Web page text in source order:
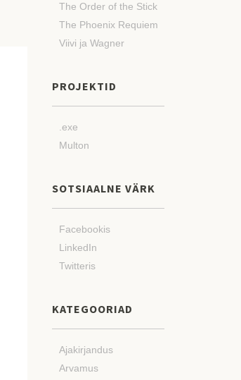
The Order of the Stick
The Phoenix Requiem
Viivi ja Wagner
PROJEKTID
.exe
Multon
SOTSIAALNE VÄRK
Facebookis
LinkedIn
Twitteris
KATEGOORIAD
Ajakirjandus
Arvamus